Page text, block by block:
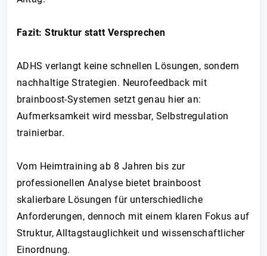
Fazit: Struktur statt Versprechen
ADHS verlangt keine schnellen Lösungen, sondern
nachhaltige Strategien. Neurofeedback mit
brainboost-Systemen setzt genau hier an:
Aufmerksamkeit wird messbar, Selbstregulation
trainierbar.
Vom Heimtraining ab 8 Jahren bis zur
professionellen Analyse bietet brainboost
skalierbare Lösungen für unterschiedliche
Anforderungen, dennoch mit einem klaren Fokus auf
Struktur, Alltagstauglichkeit und wissenschaftlicher
Einordnung.